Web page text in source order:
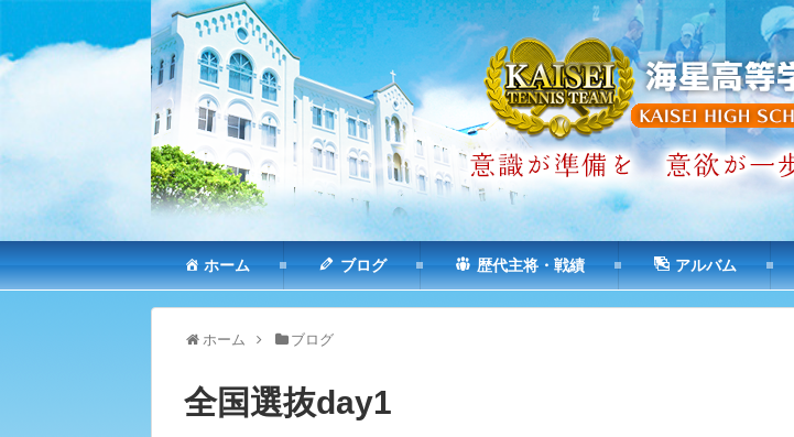
ホーム ブログ 歴代主将・戦績 アルバム
ホーム ブログ
全国選抜day1